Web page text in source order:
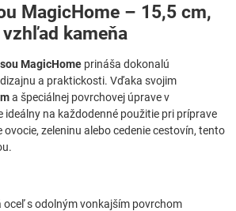
MagicHome – 15,5 cm,
kameňa
MagicHome prináša dokonalú
a praktickosti. Vďaka svojim
a špeciálnej povrchovej úprave v
ideálny na každodenné použitie pri príprave
ovocie, zeleninu alebo cedenie cestovín, tento
oceľ s odolným vonkajším povrchom